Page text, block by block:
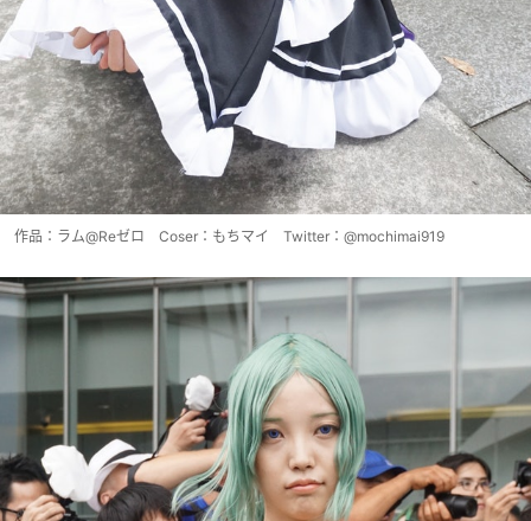
作品：ラム@Reゼロ Coser：もちマイ Twitter：@mochimai919